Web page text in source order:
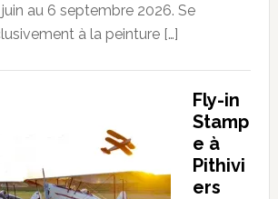
au 6 septembre 2026. Se
à la peinture […]
Fly-in
Stamp
e à
Pithivi
ers